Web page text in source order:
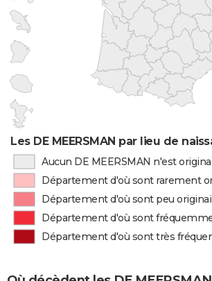
Les DE MEERSMAN par lieu de
Aucun DE MEERSMAN n'est
Département d'où sont rarement
Département d'où sont peu
Département d'où sont
Département d'où sont très